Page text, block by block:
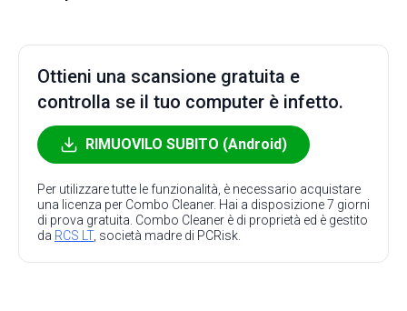
Ottieni una scansione gratuita e
controlla se il tuo computer è infetto.
RIMUOVILO SUBITO (Android)
Per utilizzare tutte le funzionalità, è necessario acquistare
una licenza per Combo Cleaner. Hai a disposizione 7 giorni
di prova gratuita. Combo Cleaner è di proprietà ed è gestito
da RCS LT, società madre di PCRisk.